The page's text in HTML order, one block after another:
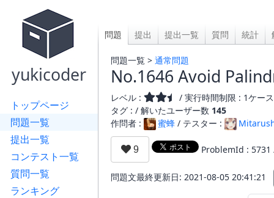
yukicoder
トップページ
問題一覧
提出一覧
コンテスト一覧
質問一覧
ランキング
問題 提出 提出一覧 質問 統計
問題一覧 > 通常問題
No.1646 Avoid
レベル :
/ 実行時間制限 : 1ケー
タグ : / 解いたユーザー数 145
作問者 :
蜜蜂 / テスター :
ProblemId :
問題文最終更新日: 2021-08-05 20:41:21